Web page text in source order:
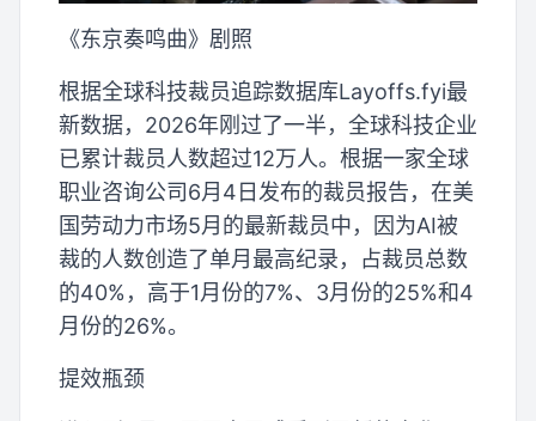
《东京奏鸣曲》剧照
根据全球科技裁员追踪数据库Layoffs.fyi最
新数据，2026年刚过了一半，全球科技企业
已累计裁员人数超过12万人。根据一家全球
职业咨询公司6月4日发布的裁员报告，在美
国劳动力市场5月的最新裁员中，因为AI被
裁的人数创造了单月最高纪录，占裁员总数
的40%，高于1月份的7%、3月份的25%和4
月份的26%。
提效瓶颈